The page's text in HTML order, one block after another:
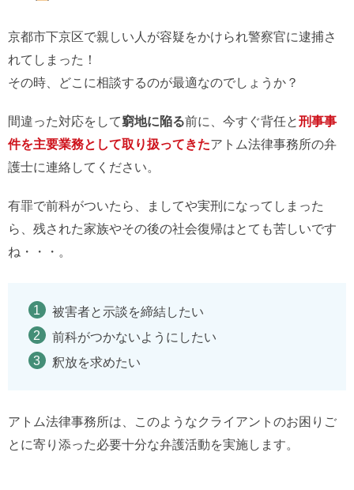
京都市下京区で親しい人が容疑をかけられ警察官に逮捕さ
れてしまった！
その時、どこに相談するのが最適なのでしょうか？
間違った対応をして窮地に陥る前に、今すぐ背任と刑事事
件を主要業務として取り扱ってきたアトム法律事務所の弁
護士に連絡してください。
有罪で前科がついたら、ましてや実刑になってしまった
ら、残された家族やその後の社会復帰はとても苦しいです
ね・・・。
被害者と示談を締結したい
前科がつかないようにしたい
釈放を求めたい
アトム法律事務所は、このようなクライアントのお困りご
とに寄り添った必要十分な弁護活動を実施します。